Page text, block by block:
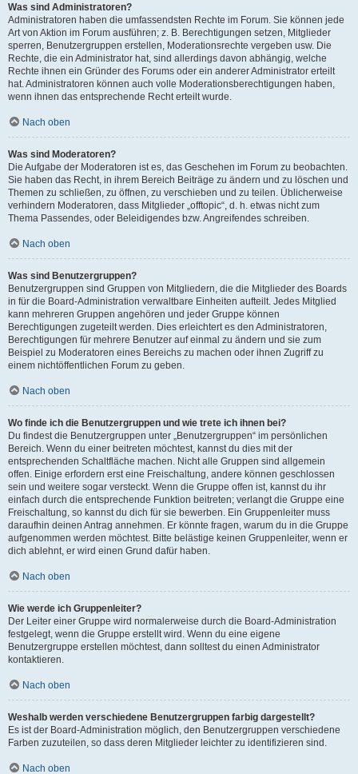
Was sind Administratoren?
Administratoren haben die umfassendsten Rechte im Forum. Sie können jede
Art von Aktion im Forum ausführen; z. B. Berechtigungen setzen, Mitglieder
sperren, Benutzergruppen erstellen, Moderationsrechte vergeben usw. Die
Rechte, die ein Administrator hat, sind allerdings davon abhängig, welche
Rechte ihnen ein Gründer des Forums oder ein anderer Administrator erteilt
hat. Administratoren können auch volle Moderationsberechtigungen haben,
wenn ihnen das entsprechende Recht erteilt wurde.
Nach oben
Was sind Moderatoren?
Die Aufgabe der Moderatoren ist es, das Geschehen im Forum zu beobachten.
Sie haben das Recht, in ihrem Bereich Beiträge zu ändern und zu löschen und
Themen zu schließen, zu öffnen, zu verschieben und zu teilen. Üblicherweise
verhindern Moderatoren, dass Mitglieder „offtopic“, d. h. etwas nicht zum
Thema Passendes, oder Beleidigendes bzw. Angreifendes schreiben.
Nach oben
Was sind Benutzergruppen?
Benutzergruppen sind Gruppen von Mitgliedern, die die Mitglieder des Boards
in für die Board-Administration verwaltbare Einheiten aufteilt. Jedes Mitglied
kann mehreren Gruppen angehören und jeder Gruppe können
Berechtigungen zugeteilt werden. Dies erleichtert es den Administratoren,
Berechtigungen für mehrere Benutzer auf einmal zu ändern und sie zum
Beispiel zu Moderatoren eines Bereichs zu machen oder ihnen Zugriff zu
einem nichtöffentlichen Forum zu geben.
Nach oben
Wo finde ich die Benutzergruppen und wie trete ich ihnen bei?
Du findest die Benutzergruppen unter „Benutzergruppen“ im persönlichen
Bereich. Wenn du einer beitreten möchtest, kannst du dies mit der
entsprechenden Schaltfläche machen. Nicht alle Gruppen sind allgemein
offen. Einige erfordern erst eine Freischaltung, andere können geschlossen
sein und weitere sogar versteckt. Wenn die Gruppe offen ist, kannst du ihr
einfach durch die entsprechende Funktion beitreten; verlangt die Gruppe eine
Freischaltung, so kannst du dich für sie bewerben. Ein Gruppenleiter muss
daraufhin deinen Antrag annehmen. Er könnte fragen, warum du in die Gruppe
aufgenommen werden möchtest. Bitte belästige keinen Gruppenleiter, wenn er
dich ablehnt, er wird einen Grund dafür haben.
Nach oben
Wie werde ich Gruppenleiter?
Der Leiter einer Gruppe wird normalerweise durch die Board-Administration
festgelegt, wenn die Gruppe erstellt wird. Wenn du eine eigene
Benutzergruppe erstellen möchtest, dann solltest du einen Administrator
kontaktieren.
Nach oben
Weshalb werden verschiedene Benutzergruppen farbig dargestellt?
Es ist der Board-Administration möglich, den Benutzergruppen verschiedene
Farben zuzuteilen, so dass deren Mitglieder leichter zu identifizieren sind.
Nach oben